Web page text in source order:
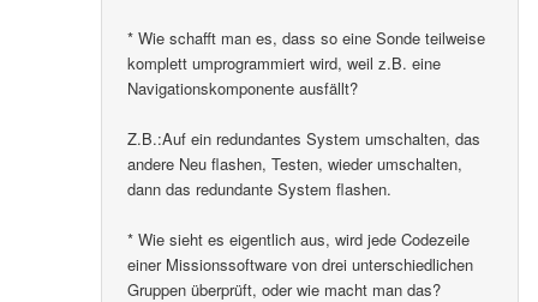
* Wie schafft man es, dass so eine Sonde teilweise
komplett umprogrammiert wird, weil z.B. eine
Navigationskomponente ausfällt?
Z.B.:Auf ein redundantes System umschalten, das
andere Neu flashen, Testen, wieder umschalten,
dann das redundante System flashen.
* Wie sieht es eigentlich aus, wird jede Codezeile
einer Missionssoftware von drei unterschiedlichen
Gruppen überprüft, oder wie macht man das?